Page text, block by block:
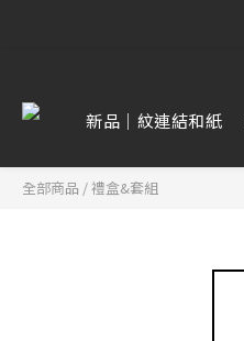
新品｜紋連結和紙
全部商品 /禮盒&套組